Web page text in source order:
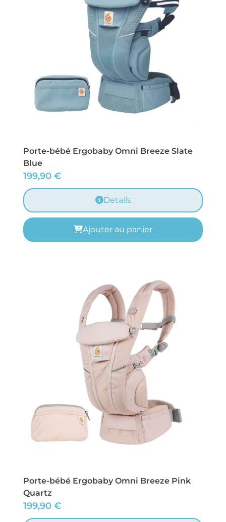
Porte-bébé Ergobaby Omni Breeze Slate
Blue
199,90 €
Details
Ajouter au panier
Porte-bébé Ergobaby Omni Breeze Pink
Quartz
199,90 €